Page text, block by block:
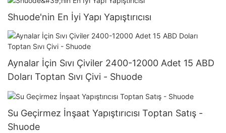
Shuode'nin En İyi Yapı Yapıştırıcısı
Aynalar İçin Sıvı Çiviler 2400-12000 Adet 15 ABD
Doları Toptan Sıvı Çivi - Shuode
Su Geçirmez İnşaat Yapıştırıcısı Toptan Satış -
Shuode